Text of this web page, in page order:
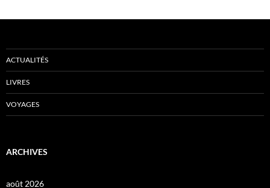
ACTUALITÉS
LIVRES
VOYAGES
ARCHIVES
août 2026